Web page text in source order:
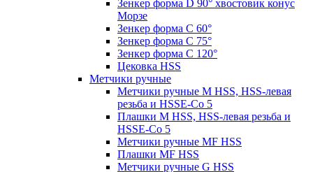
Зенкер форма D 90° хвостовик конус
Морзе
Зенкер форма С 60°
Зенкер форма С 75°
Зенкер форма С 120°
Цековка HSS
Метчики ручные
Метчики ручные M HSS, HSS-левая
резьба и HSSE-Co 5
Плашки M HSS, HSS-левая резьба и
HSSE-Co 5
Метчики ручные MF HSS
Плашки MF HSS
Метчики ручные G HSS